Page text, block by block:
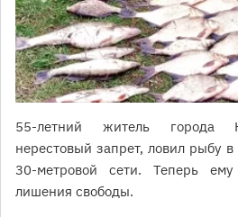
55-летний житель города
нерестовый запрет, ловил рыбу
30-метровой сети. Теперь
лишения свободы.